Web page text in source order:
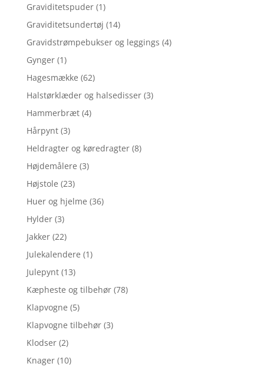
Graviditetspuder (1)
Graviditetsundertøj (14)
Gravidstrømpebukser og leggings (4)
Gynger (1)
Hagesmække (62)
Halstørklæder og halsedisser (3)
Hammerbræt (4)
Hårpynt (3)
Heldragter og køredragter (8)
Højdemålere (3)
Højstole (23)
Huer og hjelme (36)
Hylder (3)
Jakker (22)
Julekalendere (1)
Julepynt (13)
Kæpheste og tilbehør (78)
Klapvogne (5)
Klapvogne tilbehør (3)
Klodser (2)
Knager (10)